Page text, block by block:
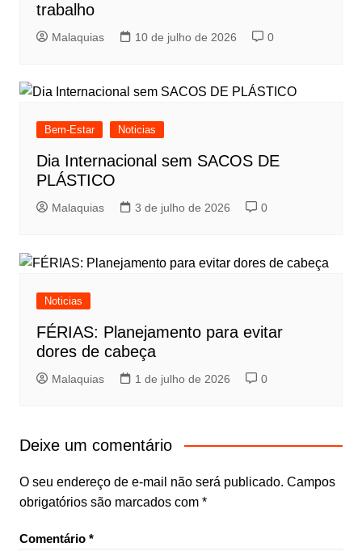
trabalho
Malaquias 10 de julho de 2026 0
Bem-Estar Noticias
Dia Internacional sem SACOS DE
PLÁSTICO
Malaquias 3 de julho de 2026 0
Noticias
FÉRIAS: Planejamento para evitar
dores de cabeça
Malaquias 1 de julho de 2026 0
Deixe um comentário
O seu endereço de e-mail não será publicado. Campos
obrigatórios são marcados com *
Comentário *